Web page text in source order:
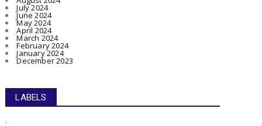
July 2024
June 2024
May 2024
April 2024
March 2024
February 2024
January 2024
December 2023
LABELS
.